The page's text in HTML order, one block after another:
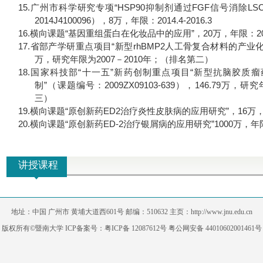
15. 广州市科学研究专项“HSP90抑制剂通过FGF信号消除
2014J4100096），8万，年限： 2014.4-2016.3
16.横向课题“基因重组蛋白在化妆品中的应用”， 20万，年限：
17.省部产学研重点项目“新型rhBMP2人工骨复合材料的产业
万，研究年限为2007 － 2010年；（排名第二）
18.国家科技部“十一五”新药创制重点项目“新型抗脑胶质瘤
制”（课题编号： 2009ZX09103-639）， 146.79万，研究
三）
19.横向课题“原创新药ED2治疗炎性皮肤病的应用研究”， 16万
20.横向课题“原创新药ED-2治疗银屑病的应用研究”1000万，年
讲授课程
地址：中国 广州市 黄埔大道西601号 邮编：510632 主页：http://www.jnu.edu.cn
版权所有©暨南大学 ICP备案号：粤ICP备 12087612号 粤公网安备 44010602001461号